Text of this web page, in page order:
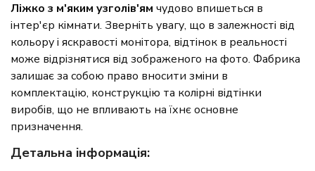
Ліжко з м'яким узголів'ям чудово впишеться в
інтер'єр кімнати. Зверніть увагу, що в залежності від
кольору і яскравості монітора, відтінок в реальності
може відрізнятися від зображеного на фото. Фабрика
залишає за собою право вносити зміни в
комплектацію, конструкцію та колірні відтінки
виробів, що не впливають на їхнє основне
призначення.
Детальна інформація: